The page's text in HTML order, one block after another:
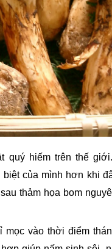
quý hiếm trên thế
biệt của mình hơn khi
thảm họa bom
mọc vào thời điểm